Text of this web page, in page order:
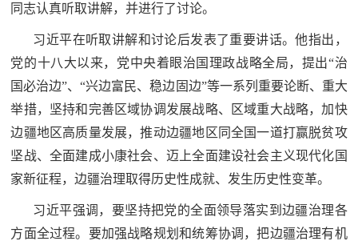
国
防
法
规
国
知
识
识
全
民
国
同志认真听取讲解，并进行了讨论。
习近平在听取讲解和讨论后发表了重要讲话。他指出，
党的十八大以来，党中央着眼治国理政战略全局，提出“治
国必治边”、“兴边富民、稳边固边”等一系列重要论断、重大
举措，坚持和完善区域协调发展战略、区域重大战略，加快
边疆地区高质量发展，推动边疆地区同全国一道打赢脱贫攻
坚战、全面建成小康社会、迈上全面建设社会主义现代化国
家新征程，边疆治理取得历史性成就、发生历史性变革。
习近平强调，要坚持把党的全面领导落实到边疆治理各
方面全过程。要加强战略规划和统筹协调，把边疆治理有机